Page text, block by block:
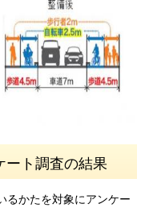
ート調査の結果
るかたを対象にアンケー